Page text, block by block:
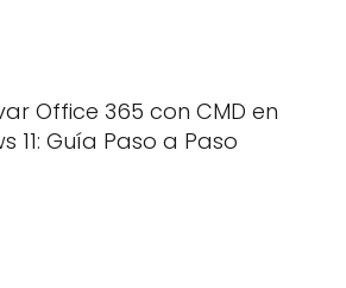
Office 365 con CMD en
11: Guía Paso a Paso